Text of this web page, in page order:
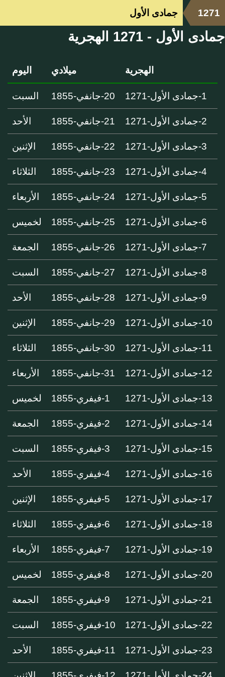
1271 جمادى الأول
جمادى الأول - 1271 الهجرية
الهجرية ميلادي اليوم
1-جمادى الأول-1271 20-جانفي-1855 السبت
2-جمادى الأول-1271 21-جانفي-1855 الأحد
3-جمادى الأول-1271 22-جانفي-1855 الإثنين
4-جمادى الأول-1271 23-جانفي-1855 الثلاثاء
5-جمادى الأول-1271 24-جانفي-1855 الأربعاء
6-جمادى الأول-1271 25-جانفي-1855 لخميس
7-جمادى الأول-1271 26-جانفي-1855 الجمعة
8-جمادى الأول-1271 27-جانفي-1855 السبت
9-جمادى الأول-1271 28-جانفي-1855 الأحد
10-جمادى الأول-1271 29-جانفي-1855 الإثنين
11-جمادى الأول-1271 30-جانفي-1855 الثلاثاء
12-جمادى الأول-1271 31-جانفي-1855 الأربعاء
13-جمادى الأول-1271 1-فيفري-1855 لخميس
14-جمادى الأول-1271 2-فيفري-1855 الجمعة
15-جمادى الأول-1271 3-فيفري-1855 السبت
16-جمادى الأول-1271 4-فيفري-1855 الأحد
17-جمادى الأول-1271 5-فيفري-1855 الإثنين
18-جمادى الأول-1271 6-فيفري-1855 الثلاثاء
19-جمادى الأول-1271 7-فيفري-1855 الأربعاء
20-جمادى الأول-1271 8-فيفري-1855 لخميس
21-جمادى الأول-1271 9-فيفري-1855 الجمعة
22-جمادى الأول-1271 10-فيفري-1855 السبت
23-جمادى الأول-1271 11-فيفري-1855 الأحد